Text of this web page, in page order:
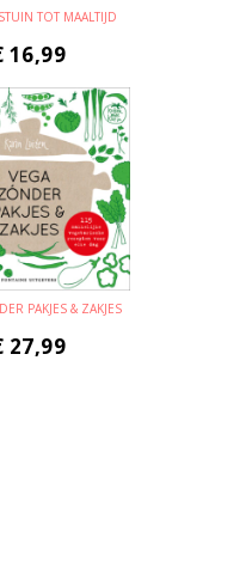
TOT MAALTIJD
16,99
PAKJES & ZAKJES
27,99